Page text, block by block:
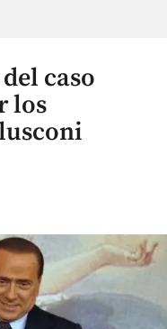
caso
los